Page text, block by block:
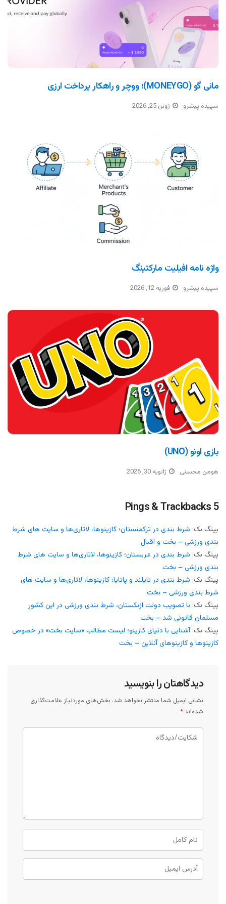
مانی گو (MONEYGO)؛ ووچر و راهکار پرداخت ارزی
سپیده پیشرو ژوئن 25, 2026
واژه نامه افیلیت مارکتینگ
سپیده پیشرو فوریه 12, 2026
بازی اونو (UNO)
هومن محسنی ژانویه 30, 2026
5 Pings & Trackbacks
پینگ بک: شرط بندی در ترکمنستان؛ کازینوها، لاتاری‌ها و سایت های شرط
بندی ورزشی – بخت و اقبال
پینگ بک: شرط بندی در عربستان؛ کازینوها، لاتاری‌ها و سایت های شرط
بندی ورزشی – بخت
پینگ بک: شرط بندی در تایلند و پاتایا؛ کازینوها، لاتاری‌ها و سایت های
شرط بندی ورزشی – بخت
پینگ بک: با تصویب دولت ازبکستان، شرط بندی ورزشی در این کشورِ
مسلمان قانونی شد – بخت
پینگ بک:آشنایی با دنیای کازینو؛ لیست مطالب «سایت بخت» در خصوص
کازینوها و کازینوهای آنلاین – بخت
دیدگاهتان را بنویسید
نشانی ایمیل شما منتشر نخواهد شد. بخش‌های موردنیاز علامت‌گذاری
شده‌اند *